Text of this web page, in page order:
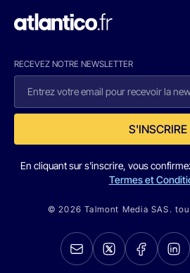
RECEVEZ NOTRE NEWSLETTER
S'INSCRIRE
En cliquant sur s'inscrire, vous
Termes et
© 2026 Talmont Media SAS.